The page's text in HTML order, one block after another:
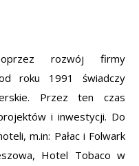
rozwój firmy
roku 1991 świadczy
Przez ten czas
i inwestycji. Do
m.in: Pałac i Folwark
Hotel Tobaco w